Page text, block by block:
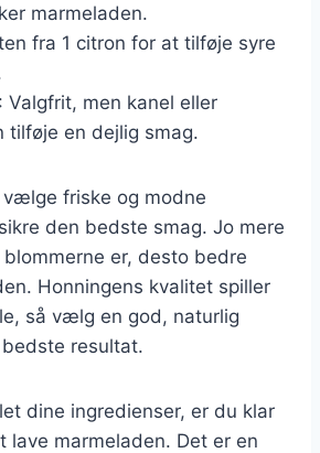
marmeladen.
fra 1 citron for at tilføje syre
: Valgfrit, men kanel eller
tilføje en dejlig smag.
friske og modne
den bedste smag. Jo mere
er, desto bedre
Honningens kvalitet spiller
så vælg en god, naturlig
resultat.
dine ingredienser, er du klar
lave marmeladen. Det er en